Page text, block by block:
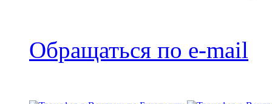
Обращаться по e-mail